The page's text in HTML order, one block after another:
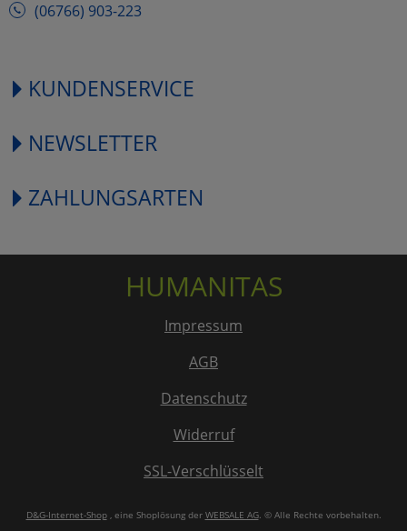
(06766) 903-223
KUNDENSERVICE
NEWSLETTER
ZAHLUNGSARTEN
HUMANITAS
Impressum
AGB
Datenschutz
Widerruf
SSL-Verschlüsselt
D&G-Internet-Shop, eine Shoplösung der WEBSALE AG. © Alle Rechte vorbehalten.